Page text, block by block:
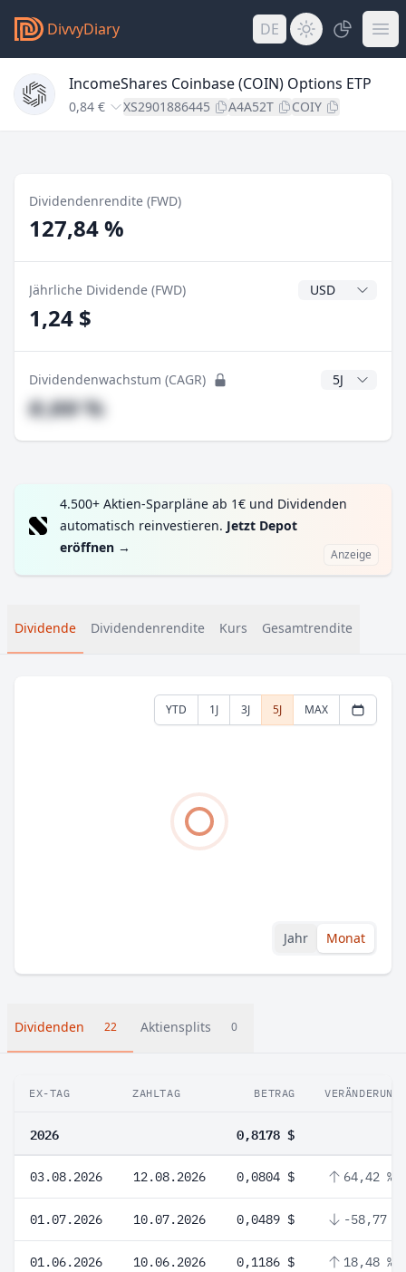
DivvyDiary DE
IncomeShares Coinbase (COIN) Options ETP
0,84 € XS2901886445 A4A52T COIY
Dividendenrendite (FWD)
127,84 %
Jährliche Dividende (FWD)
1,24 $
Dividendenwachstum (CAGR) CAGR Jahre
#,## %
4.500+ Aktien-Sparpläne ab 1€ und Dividenden
automatisch reinvestieren. Jetzt Depot
eröffnen → Anzeige
Dividende Dividendenrendite Kurs Gesamtrendite
YTD 1J 3J 5J MAX
Jahr Monat
Dividenden 22 Aktiensplits 0
EX-TAG ZAHLTAG BETRAG VERÄNDERUNG
2026 0,8178 $
03.08.2026 12.08.2026 0,0804 $ 64,42 %
01.07.2026 10.07.2026 0,0489 $ -58,77 %
01.06.2026 10.06.2026 0,1186 $ 18,48 %